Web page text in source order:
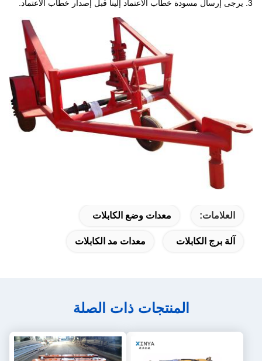
العلامات: معدات وضع الكابلات
آلة برج الكابلات معدات مد الكابلات
المنتجات ذات الصلة